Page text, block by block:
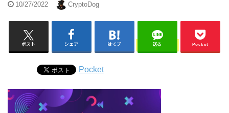
10/27/2022 CryptoDog
ポスト シェア はてブ 送る Pocket
Pocket